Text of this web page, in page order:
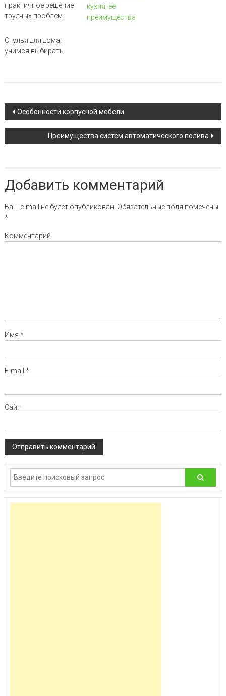
практичное решение
трудных проблем
кухня, ее
преимущества
Стулья для дома:
учимся выбирать
Навигация по записи
Особенности корпусной мебели
Преимущества систем автоматического полива
Добавить комментарий
Ваш e-mail не будет опубликован. Обязательные поля помечены
*
Комментарий
Имя *
E-mail *
Сайт